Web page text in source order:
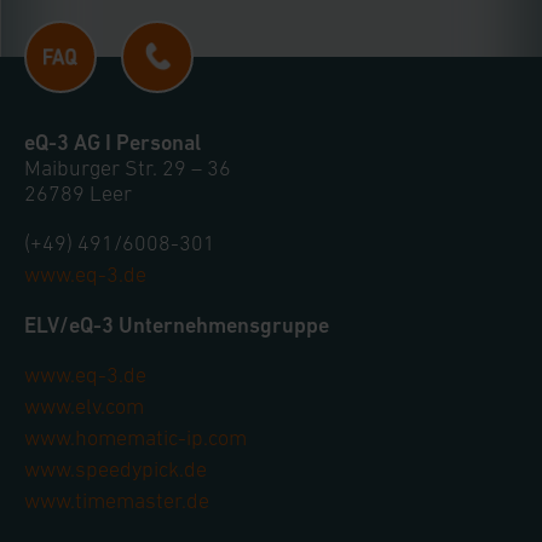
anpassen oder widerrufen. Ihre Browser-
Einstellungen können dazu führen, dass die
Einstellungen nicht längerfristig gespeichert
Impressum| Datenschutzerklärung
eQ-3 AG I Personal
Maiburger Str. 29 – 36
26789 Leer
(+49) 491/6008-301
www.eq-3.de
ELV/eQ-3 Unternehmensgruppe
www.eq-3.de
www.elv.com
www.homematic-ip.com
www.speedypick.de
www.timemaster.de